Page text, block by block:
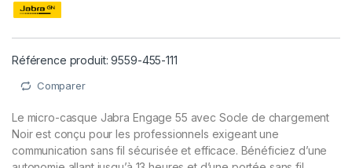
Référence produit: 9559-455-111
Comparer
Le micro-casque Jabra Engage 55 avec Socle de chargement
Noir est conçu pour les professionnels exigeant une
communication sans fil sécurisée et efficace. Bénéficiez d’une